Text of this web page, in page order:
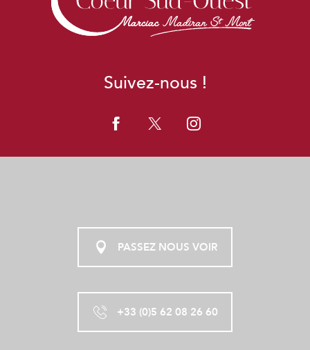
Suivez-nous !
PASSEZ NOUS VOIR
+33 (0)5 62 08 26 60